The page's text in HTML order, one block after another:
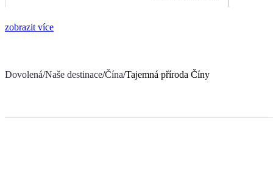
zobrazit více
Dovolená/Naše destinace/Čína/Tajemná příroda Číny